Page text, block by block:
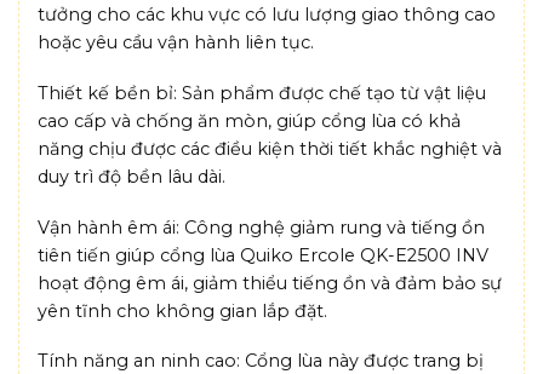
tưởng cho các khu vực có lưu lượng giao thông cao
hoặc yêu cầu vận hành liên tục.
Thiết kế bền bỉ: Sản phẩm được chế tạo từ vật liệu
cao cấp và chống ăn mòn, giúp cổng lùa có khả
năng chịu được các điều kiện thời tiết khắc nghiệt và
duy trì độ bền lâu dài.
Vận hành êm ái: Công nghệ giảm rung và tiếng ồn
tiên tiến giúp cổng lùa Quiko Ercole QK-E2500 INV
hoạt động êm ái, giảm thiểu tiếng ồn và đảm bảo sự
yên tĩnh cho không gian lắp đặt.
Tính năng an ninh cao: Cổng lùa này được trang bị